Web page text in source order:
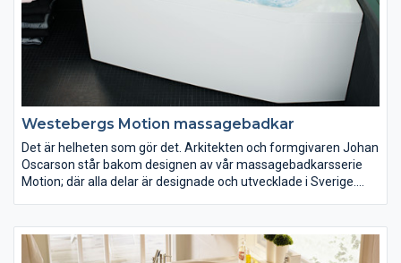
Westebergs Motion massagebadkar
Det är helheten som gör det. Arkitekten och formgivaren Johan
Oscarson står bakom designen av vår massagebadkarsserie
Motion; där alla delar är designade och utvecklade i Sverige.